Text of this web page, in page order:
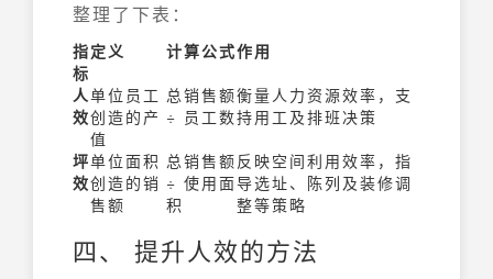
整理了下表：
指
标
定义 计算公式作用
人
效
单位员工
创造的产
值
总销售额
÷ 员工数
衡量人力资源效率，支
持用工及排班决策
坪
效
单位面积
创造的销
售额
总销售额
÷ 使用面
积
反映空间利用效率，指
导选址、陈列及装修调
整等策略
四、 提升人效的方法